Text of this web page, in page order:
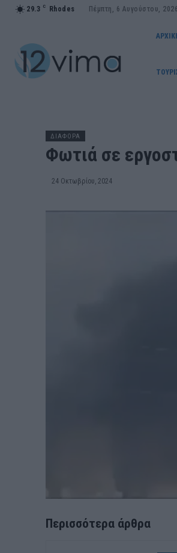
29.3 C Rhodes Πέμπτη, 6 Αυγούστου, 2026
ΔΙΑΦΟΡΑ
Φωτιά σε
24 Οκτωβρίου, 2024
Περισσότερα άρθρα